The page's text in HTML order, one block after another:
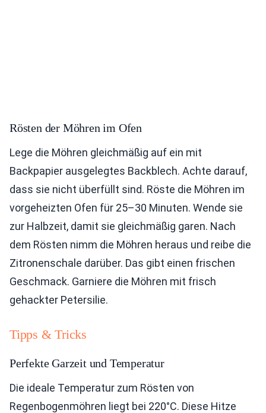
Rösten der Möhren im Ofen
Lege die Möhren gleichmäßig auf ein mit
Backpapier ausgelegtes Backblech. Achte darauf,
dass sie nicht überfüllt sind. Röste die Möhren im
vorgeheizten Ofen für 25–30 Minuten. Wende sie
zur Halbzeit, damit sie gleichmäßig garen. Nach
dem Rösten nimm die Möhren heraus und reibe die
Zitronenschale darüber. Das gibt einen frischen
Geschmack. Garniere die Möhren mit frisch
gehackter Petersilie.
Tipps & Tricks
Perfekte Garzeit und Temperatur
Die ideale Temperatur zum Rösten von
Regenbogenmöhren liegt bei 220°C. Diese Hitze